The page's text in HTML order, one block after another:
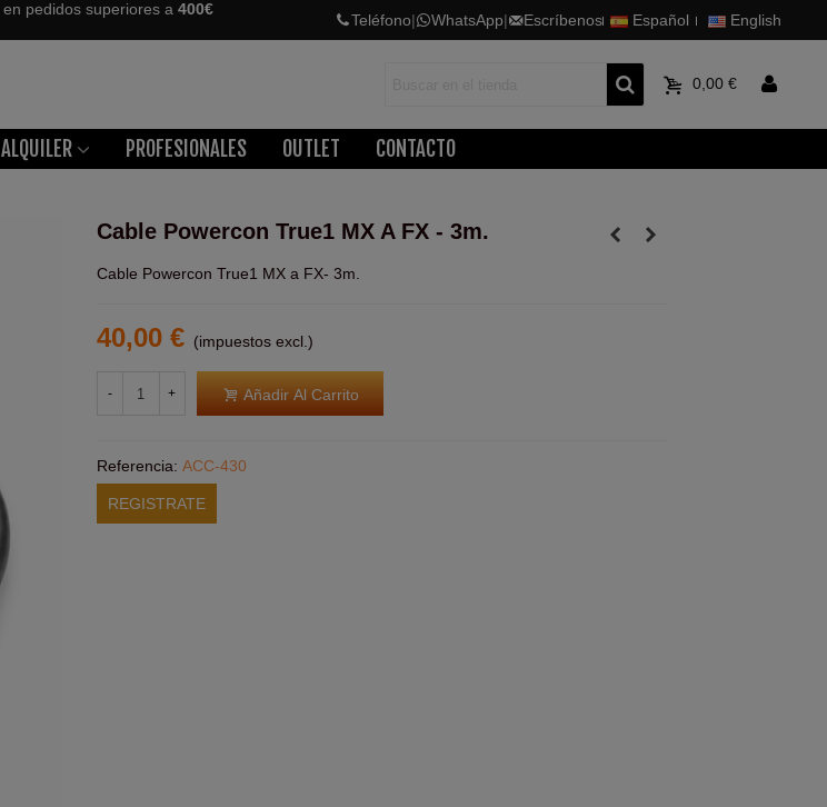
en pedidos superiores a 400€
Teléfono| WhatsApp| Escríbenos Español English
0,00 €
ALQUILER PROFESIONALES OUTLET CONTACTO
Cable Powercon True1 MX A FX - 3m.
Cable Powercon True1 MX a FX- 3m.
40,00 € (impuestos excl.)
- + Añadir Al Carrito
Referencia: ACC-430
REGISTRATE